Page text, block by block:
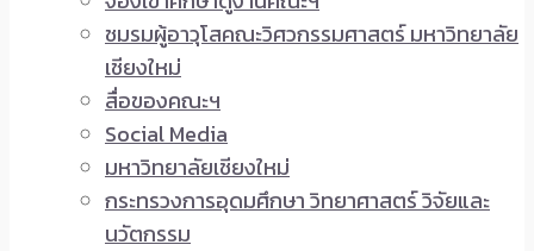
ชมรมผู้อาวุโสคณะวิศวกรรมศาสตร์ มหาวิทยาลัย
เชียงใหม่
สื่อของคณะฯ
Social Media
มหาวิทยาลัยเชียงใหม่
กระทรวงการอุดมศึกษา วิทยาศาสตร์ วิจัยและ
นวัตกรรม